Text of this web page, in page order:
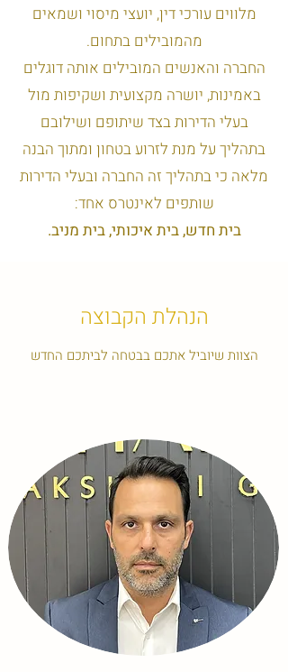
מלווים עורכי דין, יועצי מיסוי ושמאים
מהמובילים בתחום.
החברה והאנשים המובילים אותה דוגלים
באמינות, יושרה מקצועית ושקיפות מול
בעלי הדירות בצד שיתופם ושילובם
בתהליך על מנת לזרוע בטחון ומתוך הבנה
מלאה כי בתהליך זה החברה ובעלי הדירות
שותפים לאינטרס אחד:
בית חדש, בית איכותי, בית מניב.
הנהלת הקבוצה
הצוות שיוביל אתכם בבטחה לביתכם החדש